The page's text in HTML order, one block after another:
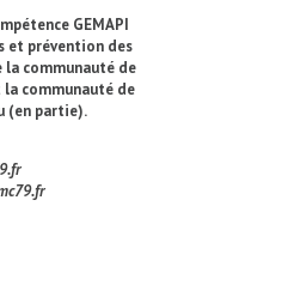
GEMAPI
et prévention des
communauté de
la communauté de
(en partie).